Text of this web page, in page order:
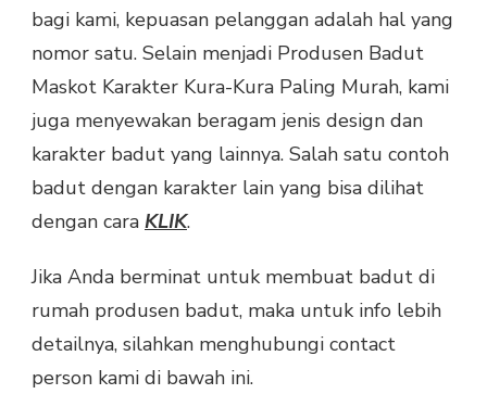
bagi kami, kepuasan pelanggan adalah hal yang
nomor satu. Selain menjadi Produsen Badut
Maskot Karakter Kura-Kura Paling Murah, kami
juga menyewakan beragam jenis design dan
karakter badut yang lainnya. Salah satu contoh
badut dengan karakter lain yang bisa dilihat
dengan cara KLIK.
Jika Anda berminat untuk membuat badut di
rumah produsen badut, maka untuk info lebih
detailnya, silahkan menghubungi contact
person kami di bawah ini.